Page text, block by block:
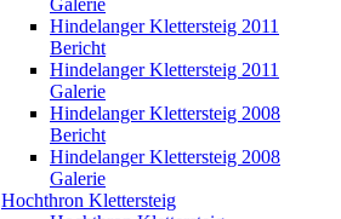
Galerie
Hindelanger Klettersteig 2011
Bericht
Hindelanger Klettersteig 2011
Galerie
Hindelanger Klettersteig 2008
Bericht
Hindelanger Klettersteig 2008
Galerie
Hochthron Klettersteig